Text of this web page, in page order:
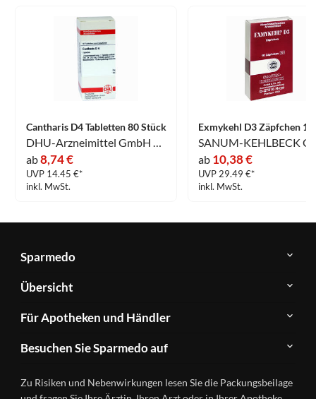
Cantharis D4 Tabletten 80 Stück
ab8,74 €
UVP 14.45 €*
inkl. MwSt.
ab 10,38 €
UVP 29.49 €*
inkl. MwSt.
Sparmedo
Über
Sparmedo
FAQ
Kontakt
Datenschutz
Nutzungsbedingungen
Übersicht
Herstellerverzeichnis
Produkte
A-
Ratgeber
Für Apotheken und Händler
&
Händlerlogin
Besuchen Sie Sparmedo auf
Instagram
Zu Risiken und Nebenwirkungen lesen Sie die Packungsbeilage